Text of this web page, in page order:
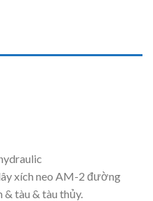
xích neo AM-2 đường
& tàu & tàu thủy.